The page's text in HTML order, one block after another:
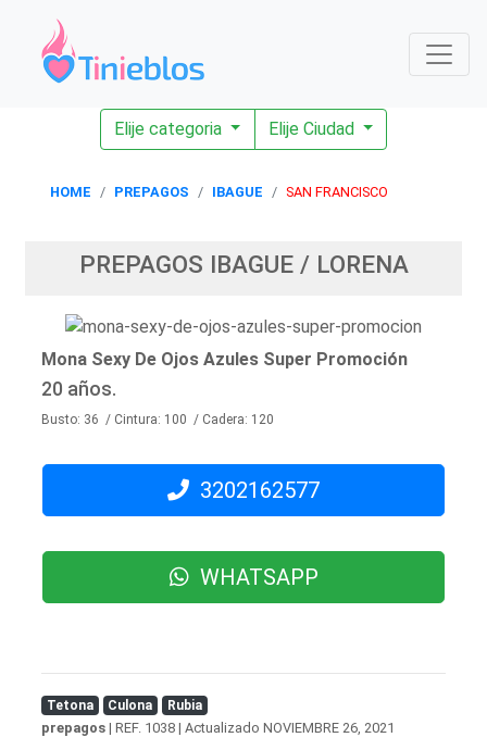
Elije categoria Elije Ciudad
HOME PREPAGOS IBAGUE SAN FRANCISCO
PREPAGOS IBAGUE / LORENA
Mona Sexy De Ojos Azules Super Promoción
20 años.
Busto: 36 / Cintura: 100 / Cadera: 120
3202162577
WHATSAPP
Tetona Culona Rubia
prepagos | REF. 1038 | Actualizado NOVIEMBRE 26, 2021